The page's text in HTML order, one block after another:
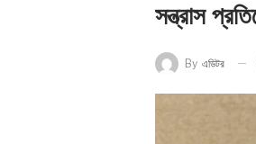
সন্ত্রাস
By এডিটর